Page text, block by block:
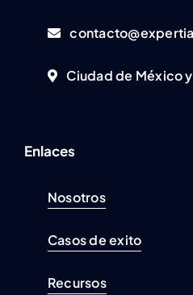
Ciudad de México
Enlaces
Nosotros
Casos de exito
Recursos